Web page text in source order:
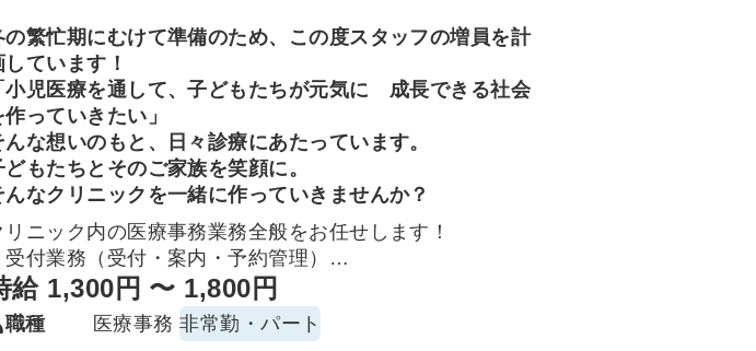
の繁忙期にむけて準備のため、この度スタッフの増員を計
しています！
小児医療を通して、子どもたちが元気に 成長できる社会
作っていきたい」
んな想いのもと、日々診療にあたっています。
どもたちとそのご家族を笑顔に。
んなクリニックを一緒に作っていきませんか？
リニック内の医療事務業務全般をお任せします！
受付業務（受付・案内・予約管理）
電話対応
文書管理（ファイリング・スキャンなど）
会計・レセプト業務
給 1,300円 〜 1,800円
職種 医療事務非常勤・パート